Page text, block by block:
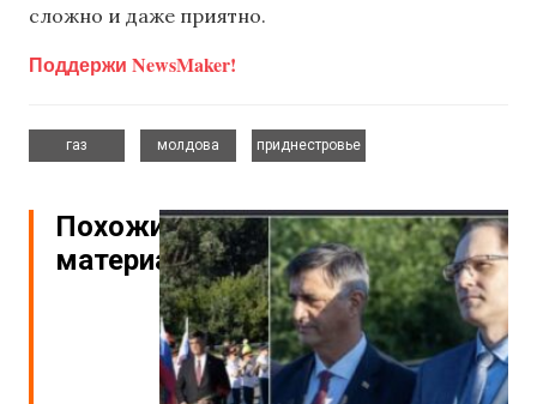
сложно и даже приятно.
Поддержи NewsMaker!
газ
молдова
приднестровье
Похожие
материалы